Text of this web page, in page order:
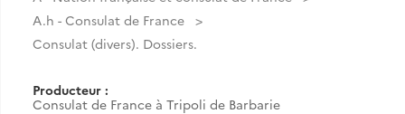
A.h - Consulat de France
Consulat (divers). Dossiers.
Producteur :
Consulat de France à Tripoli de Barbarie